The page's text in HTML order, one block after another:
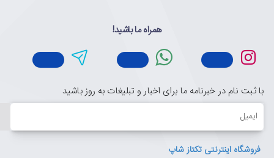
همراه ما باشید!
با ثبت نام در خبرنامه ما برای اخبار و تبلیغات به روز باشید
ایمیل
فروشگاه اینترنتی تکتاز شاپ